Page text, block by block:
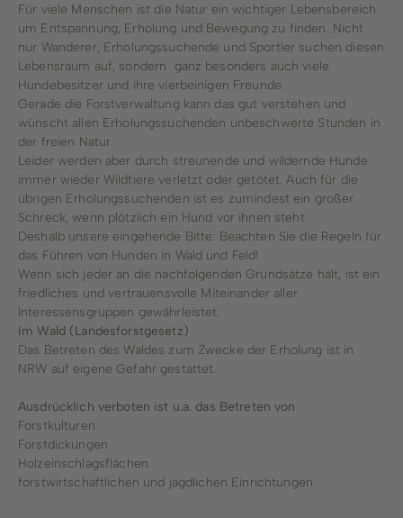
Für viele Menschen ist die Natur ein wichtiger Lebensbereich
um Entspannung, Erholung und Bewegung zu finden. Nicht
nur Wanderer, Erholungssuchende und Sportler suchen diesen
Lebensraum auf, sondern ganz besonders auch viele
Hundebesitzer und ihre vierbeinigen Freunde.
Gerade die Forstverwaltung kann das gut verstehen und
wünscht allen Erholungssuchenden unbeschwerte Stunden in
der freien Natur.
Leider werden aber durch streunende und wildernde Hunde
immer wieder Wildtiere verletzt oder getötet. Auch für die
übrigen Erholungssuchenden ist es zumindest ein großer
Schreck, wenn plötzlich ein Hund vor ihnen steht
Deshalb unsere eingehende Bitte: Beachten Sie die Regeln für
das Führen von Hunden in Wald und Feld!
Wenn sich jeder an die nachfolgenden Grundsätze hält, ist ein
friedliches und vertrauensvolle Miteinander aller
Interessensgruppen gewährleistet.
Im Wald (Landesforstgesetz)
Das Betreten des Waldes zum Zwecke der Erholung ist in
NRW auf eigene Gefahr gestattet.
Ausdrücklich verboten ist u.a. das Betreten von
Forstkulturen
Forstdickungen
Holzeinschlagsflächen
forstwirtschaftlichen und jagdlichen Einrichtungen